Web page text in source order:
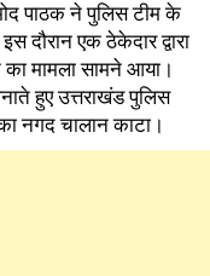
पाठक ने पुलिस टीम के
दौरान एक ठेकेदार द्वारा
का मामला सामने आया।
हुए उत्तराखंड पुलिस
नगद चालान काटा।